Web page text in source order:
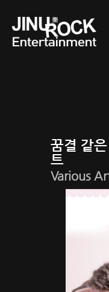
꿈결 같
트
Various